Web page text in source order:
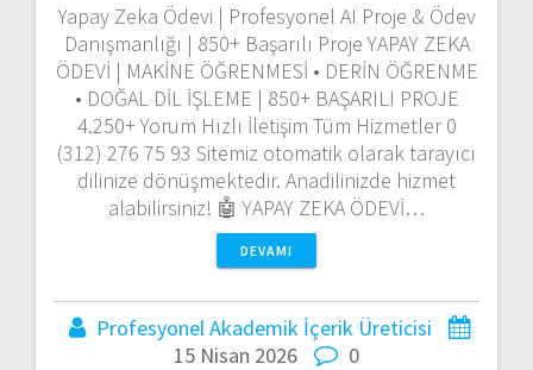
Yapay Zeka Ödevi | Profesyonel AI Proje & Ödev
Danışmanlığı | 850+ Başarılı Proje YAPAY ZEKA
ÖDEVİ | MAKİNE ÖĞRENMESİ • DERİN ÖĞRENME
• DOĞAL DİL İŞLEME | 850+ BAŞARILI PROJE
4.250+ Yorum Hızlı İletişim Tüm Hizmetler 0
(312) 276 75 93 Sitemiz otomatik olarak tarayıcı
dilinize dönüşmektedir. Anadilinizde hizmet
alabilirsiniz! 🤖 YAPAY ZEKA ÖDEVİ…
DEVAMI
Profesyonel Akademik İçerik Üreticisi
15 Nisan 2026
0